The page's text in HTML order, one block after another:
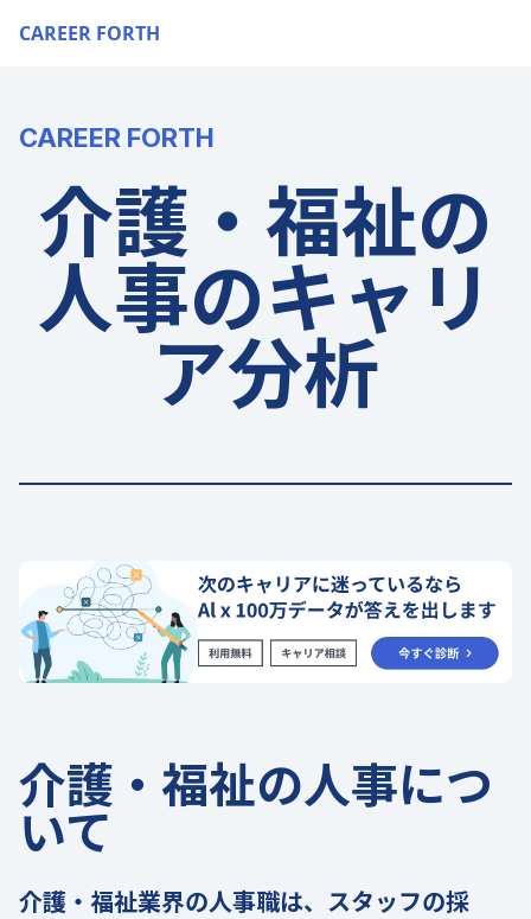
CAREER FORTH
CAREER FORTH
介護・福祉の
人事のキャリ
ア分析
介護・福祉の人事につ
いて
介護・福祉業界の人事職は、スタッフの採